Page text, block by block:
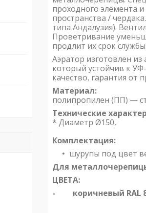
проходного элемента
пространства /
типа Андалузия).
Проветривание
продлит их срок службы.
Аэратор изготовлен
который устойчив к
качество, гарантия от
Материал:
полипропилен (ПП) —
Технические
* Диаметр Ø150,
Комплектация:
шурупы под цвет
Для
ЦВЕТА:
- коричневый RAL